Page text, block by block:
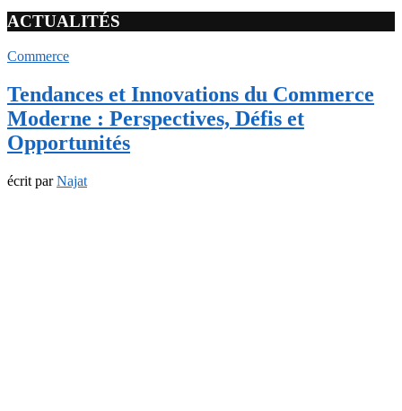
ACTUALITÉS
Commerce
Tendances et Innovations du Commerce
Moderne : Perspectives, Défis et
Opportunités
écrit parNajat